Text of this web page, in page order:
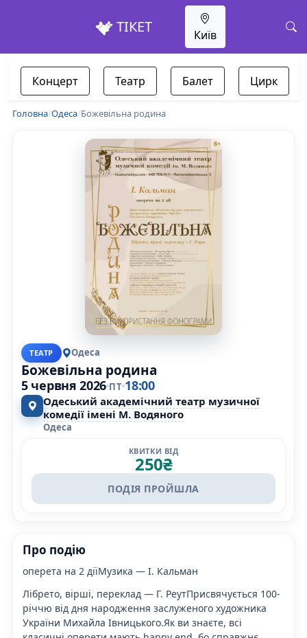
ТІКЕТ Київ
Концерт Театр Балет Цирк
Головна/Одеса/Божевільна родина
ТЕАТР Одеса
Божевільна родина
5 червня 2026 ПТ 18:00
Одеський академічний театр музичної
комедії імені М. Водяного
Одеса
КВИТКИ ВІД
250₴
ПОДІЯ ПРОЙШЛА
Про подію
оперета на 2 діїМузика — І. Кальман
Лібрето, вірші, переклад — Г. РеутПрисвячується 100-
річчю від дня народження заслуженого художника
України Михайла Івницького.Як ви знаєте, всі